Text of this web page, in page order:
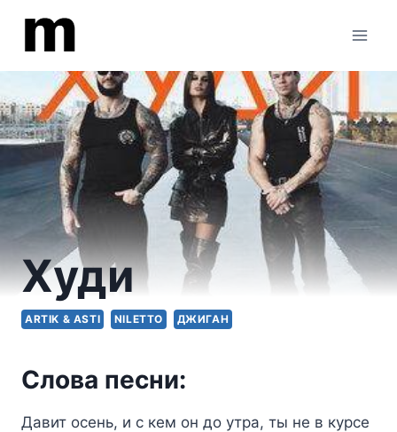
Худи
ARTIK & ASTI NILETTO ДЖИГАН
Слова песни:
Давит осень, и с кем он до утра, ты не в курсе